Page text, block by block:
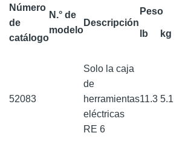
Número
de
catálogo
N.° de
modelo
Descripción
Peso
lb kg
52083
Solo la caja
de
herramientas
eléctricas
RE 6
11.3 5.1